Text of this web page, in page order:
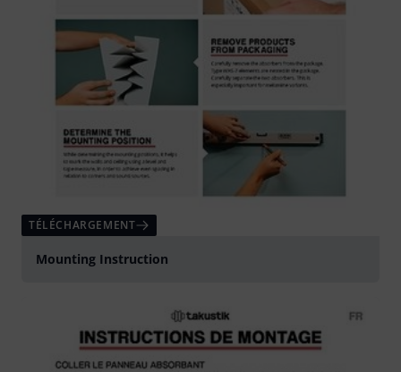
TÉLÉCHARGEMENT
Mounting Instruction